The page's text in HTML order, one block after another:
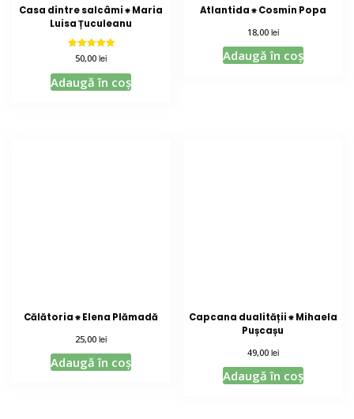
Casa dintre salcâmi ⁕ Maria
Luisa Țuculeanu
Evaluat la
5.00
50,00lei
Adaugă în coș
Atlantida ⁕ Cosmin Popa
18,00 lei
Adaugă în coș
Călătoria ⁕ Elena Plămadă
25,00lei
Adaugă în coș
Capcana dualității ⁕ Mihaela
Pușcașu
49,00 lei
Adaugă în coș